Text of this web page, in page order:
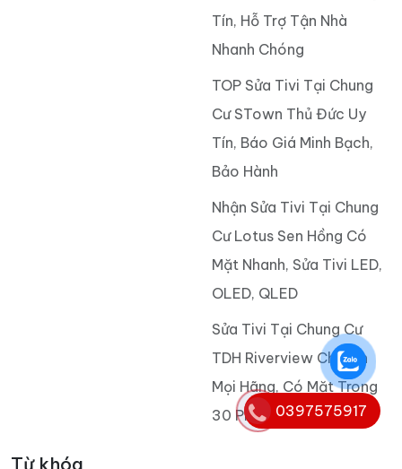
Tín, Hỗ Trợ Tận Nhà
Nhanh Chóng
TOP Sửa Tivi Tại Chung
Cư STown Thủ Đức Uy
Tín, Báo Giá Minh Bạch,
Bảo Hành
Nhận Sửa Tivi Tại Chung
Cư Lotus Sen Hồng Có
Mặt Nhanh, Sửa Tivi LED,
OLED, QLED
Sửa Tivi Tại Chung Cư
TDH Riverview Chuyên
Mọi Hãng, Có Mặt Trong
30 Phút
Từ khóa
0397575917